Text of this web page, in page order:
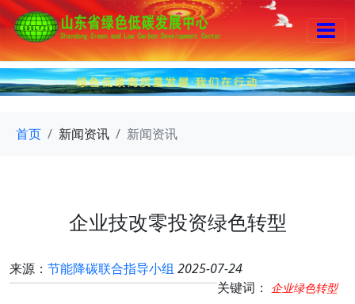
首页 新闻资讯 新闻资讯
企业技改零投资绿色转型
来源： 节能降碳联合指导小组 2025-07-24
关键词：
企业绿色转型